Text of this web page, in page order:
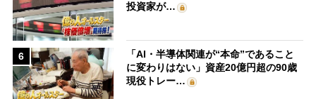
投資家が…
6
「AI・半導体関連が“本命”であること
に変わりはない」資産20億円超の90歳
現役トレー…